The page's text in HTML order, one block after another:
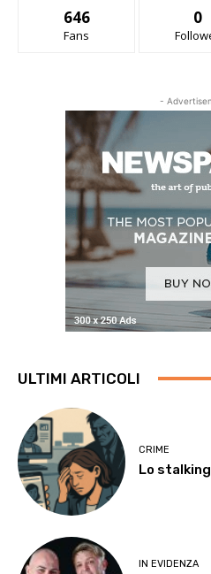
646
Fans
0
-
ULTIMI ARTICOLI
CRIME
Lo
IN EVIDENZA